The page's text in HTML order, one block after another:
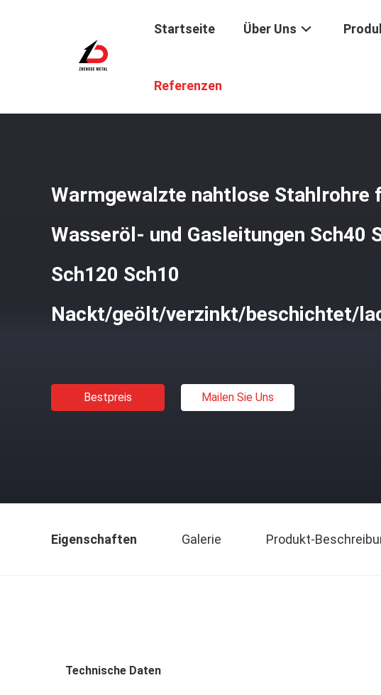
Startseite Über Uns
Referenzen
Warmgewalzte nahtlose Stahlrohre
Wasseröl- und Gasleitungen Sch40
Sch120 Sch10
Nackt/geölt/verzinkt/beschichtet/
Bestpreis Mailen Sie Uns
Eigenschaften Galerie Produkt-
Technische Daten